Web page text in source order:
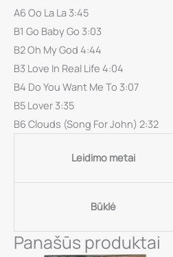
A6 Oo La La 3:45
B1 Go Baby Go 3:03
B2 Oh My God 4:44
B3 Love In Real Life 4:04
B4 Do You Want Me To 3:07
B5 Lover 3:35
B6 Clouds (Song For John) 2:32
Leidimo metai
Būklė
Panašūs produktai